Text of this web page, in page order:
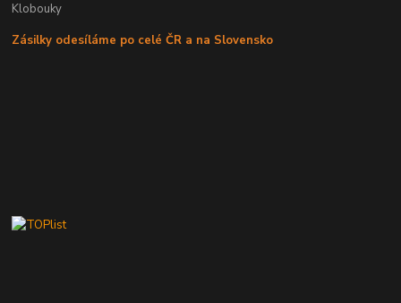
Klobouky
Zásilky odesíláme po celé ČR a na Slovensko